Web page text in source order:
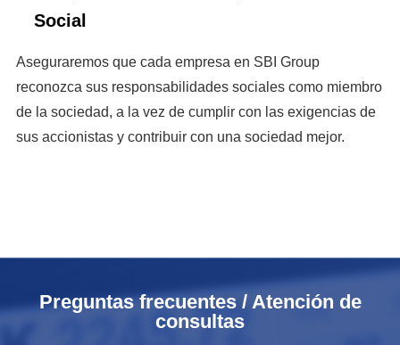
Social
Aseguraremos que cada empresa en SBI Group
reconozca sus responsabilidades sociales como miembro
de la sociedad, a la vez de cumplir con las exigencias de
sus accionistas y contribuir con una sociedad mejor.
Preguntas frecuentes / Atención de
consultas